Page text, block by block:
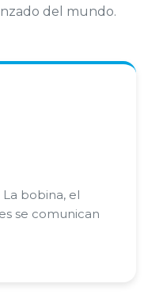
del mundo.
bobina, el
se comunican